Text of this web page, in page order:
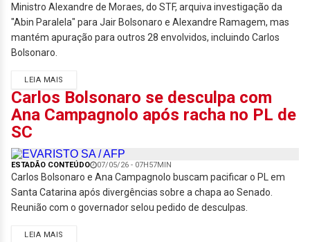
Ministro Alexandre de Moraes, do STF, arquiva investigação da
"Abin Paralela" para Jair Bolsonaro e Alexandre Ramagem, mas
mantém apuração para outros 28 envolvidos, incluindo Carlos
Bolsonaro.
LEIA MAIS
Carlos Bolsonaro se desculpa com
Ana Campagnolo após racha no PL de
SC
ESTADÃO CONTEÚDO 07/05/26 - 07H57MIN
Carlos Bolsonaro e Ana Campagnolo buscam pacificar o PL em
Santa Catarina após divergências sobre a chapa ao Senado.
Reunião com o governador selou pedido de desculpas.
LEIA MAIS